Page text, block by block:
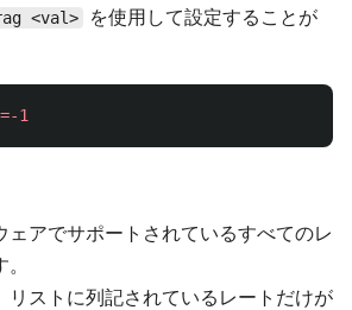
<val>
を使用して設定することが
=-1
ェアでサポートされているすべてのレ
リストに列記されているレートだけが